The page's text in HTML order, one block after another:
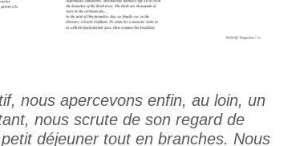
nous apercevons enfin, au loin, un
nous scrute de son regard de
déjeuner tout en branches. Nous